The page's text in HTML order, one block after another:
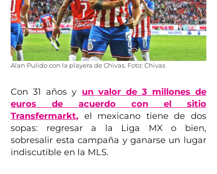
Alan Pulido con la playera de Chivas. Foto: Chivas
Con 31 años y un valor de 3 millones de
euros de acuerdo con el sitio
Transfermarkt, el mexicano tiene de dos
sopas: regresar a la Liga MX o bien,
sobresalir esta campaña y ganarse un lugar
indiscutible en la MLS.